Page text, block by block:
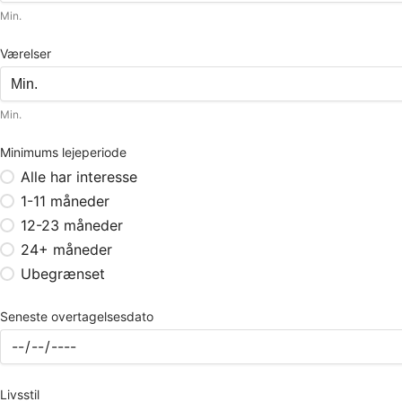
Min.
Værelser
Min.
Minimums lejeperiode
Alle har interesse
1-11 måneder
12-23 måneder
24+ måneder
Ubegrænset
Seneste overtagelsesdato
Livsstil